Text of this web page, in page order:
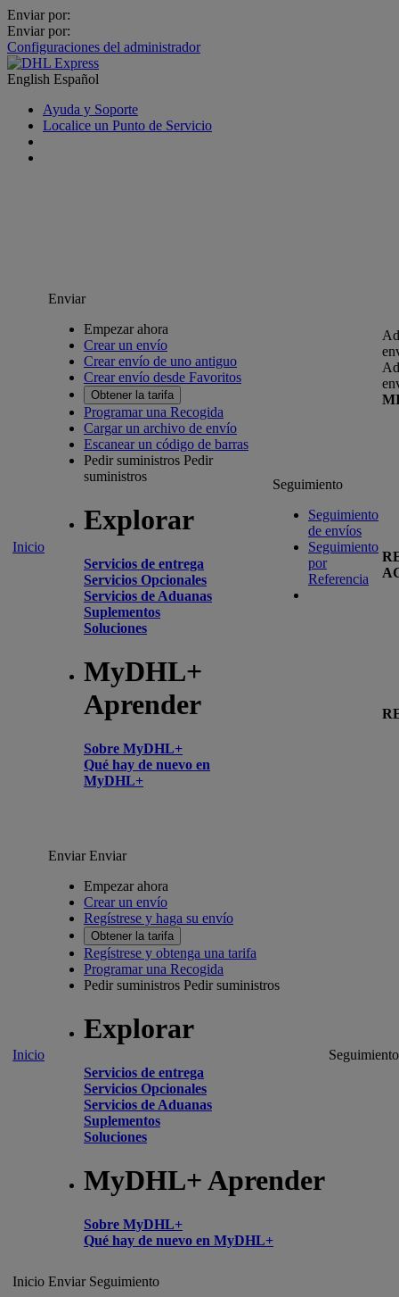
Enviar por:
Enviar por:
Configuraciones del administrador
English Español
Ayuda y Soporte
Localice un Punto de Servicio
Inicio
Enviar
Empezar ahora
Crear un envío
Crear envío de uno antiguo
Crear envío desde Favoritos
Obtener la tarifa
Programar una Recogida
Cargar un archivo de envío
Escanear un código de barras
Pedir suministros Pedir
suministros
Explorar
Servicios de entrega
Servicios Opcionales
Servicios de Aduanas
Suplementos
Soluciones
MyDHL+
Aprender
Sobre MyDHL+
Qué hay de nuevo en
MyDHL+
Seguimiento
Seguimiento
de envíos
Seguimiento
por
Referencia
Inicio
EnviarEnviar
Empezar ahora
Crear un envío
Regístrese y haga su envío
Obtener la tarifa
Regístrese y obtenga una tarifa
Programar una Recogida
Pedir suministros Pedir suministros
Explorar
Servicios de entrega
Servicios Opcionales
Servicios de Aduanas
Suplementos
Soluciones
MyDHL+ Aprender
Sobre MyDHL+
Qué hay de nuevo en MyDHL+
Seguimiento
Inicio Enviar Seguimiento